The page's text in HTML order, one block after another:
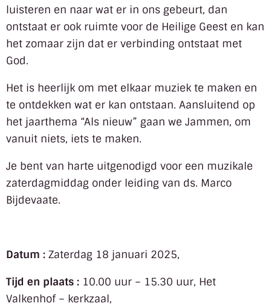
luisteren en naar wat er in ons gebeurt, dan
ontstaat er ook ruimte voor de Heilige Geest en kan
het zomaar zijn dat er verbinding ontstaat met
God.
Het is heerlijk om met elkaar muziek te maken en
te ontdekken wat er kan ontstaan. Aansluitend op
het jaarthema “Als nieuw” gaan we Jammen, om
vanuit niets, iets te maken.
Je bent van harte uitgenodigd voor een muzikale
zaterdagmiddag onder leiding van ds. Marco
Bijdevaate.
Datum : Zaterdag 18 januari 2025,
Tijd en plaats : 10.00 uur – 15.30 uur, Het
Valkenhof – kerkzaal,